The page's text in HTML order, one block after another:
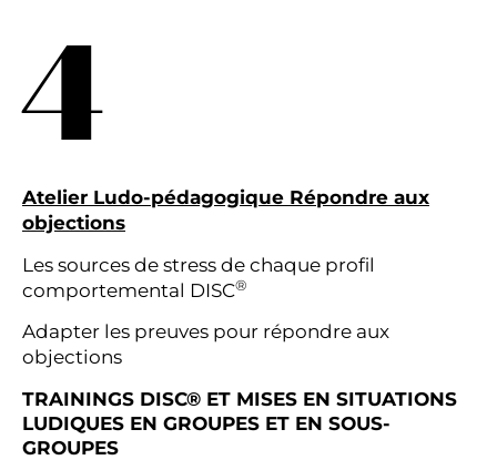
4
Atelier Ludo-pédagogique Répondre aux
objections
Les sources de stress de chaque profil
comportemental DISC®
Adapter les preuves pour répondre aux
objections
TRAININGS DISC® ET MISES EN SITUATIONS
LUDIQUES EN GROUPES ET EN SOUS-
GROUPES